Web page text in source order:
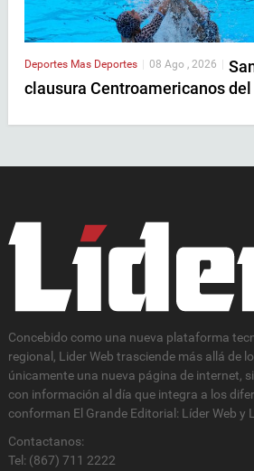
Deportes Mas Deportes | 08 Ago , 2026 |
clausura Centroamericanos
Concebido como una nueva plataforma
regional, Lider Web trasciende más allá de
únicamente una nueva página de internet,
con información al día que integra a los
conforman El Grande Editorial: Líder Web y
Contactanos:
Tel: (867) 711 2222